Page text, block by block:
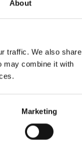
About
traffic. We also share
may combine it with
Marketing
z całego